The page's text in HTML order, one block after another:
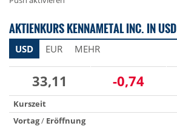
AKTIENKURS KENNAMETAL INC. IN USD
USD EUR MEHR
33,11 -0,74
Kurszeit
Vortag/ Eröffnung